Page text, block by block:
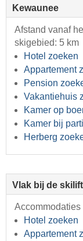
Kewaunee
Afstand vanaf
skigebied: 5 km
Hotel zoeken
Appartement
Pension
Vakantiehuis
Kamer op
Kamer bij
Herberg
Vlak bij de
Hotel zoeken
Appartement